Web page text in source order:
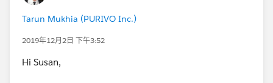
roles/
Tarun Mukhia (PURIVO Inc.)
2019年12月2日 下午3:52
Hi Susan,